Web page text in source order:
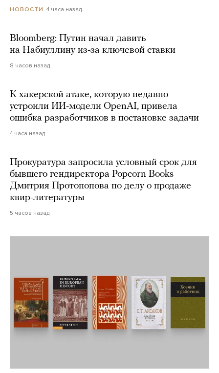
НОВОСТИ 4 часа назад
Bloomberg: Путин начал давить
на Набиуллину из-за ключевой ставки
8 часов назад
К хакерской атаке, которую недавно
устроили ИИ-модели OpenAI, привела
ошибка разработчиков в постановке задачи
4 часа назад
Прокуратура запросила условный срок для
бывшего гендиректора Popcorn Books
Дмитрия Протопопова по делу о продаже
квир-литературы
5 часов назад